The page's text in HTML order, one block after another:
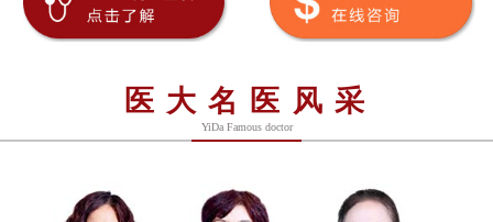
医大名医风采
YiDa Famous doctor